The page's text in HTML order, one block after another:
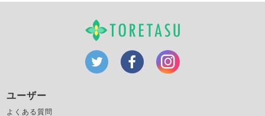
ユーザー
よくある質問